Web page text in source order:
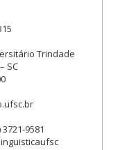
Trindade
SC
9581